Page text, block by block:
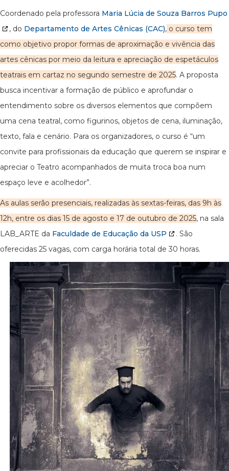
Coordenado pela professora Maria Lúcia de Souza Barros Pupo
, do Departamento de Artes Cênicas (CAC), o curso tem
como objetivo propor formas de aproximação e vivência das
artes cênicas por meio da leitura e apreciação de espetáculos
teatrais em cartaz no segundo semestre de 2025. A proposta
busca incentivar a formação de público e aprofundar o
entendimento sobre os diversos elementos que compõem
uma cena teatral, como figurinos, objetos de cena, iluminação,
texto, fala e cenário. Para os organizadores, o curso é “um
convite para profissionais da educação que querem se inspirar e
apreciar o Teatro acompanhados de muita troca boa num
espaço leve e acolhedor”.
As aulas serão presenciais, realizadas às sextas-feiras, das 9h às
12h, entre os dias 15 de agosto e 17 de outubro de 2025, na sala
LAB_ARTE da Faculdade de Educação da USP
. São
oferecidas 25 vagas, com carga horária total de 30 horas.